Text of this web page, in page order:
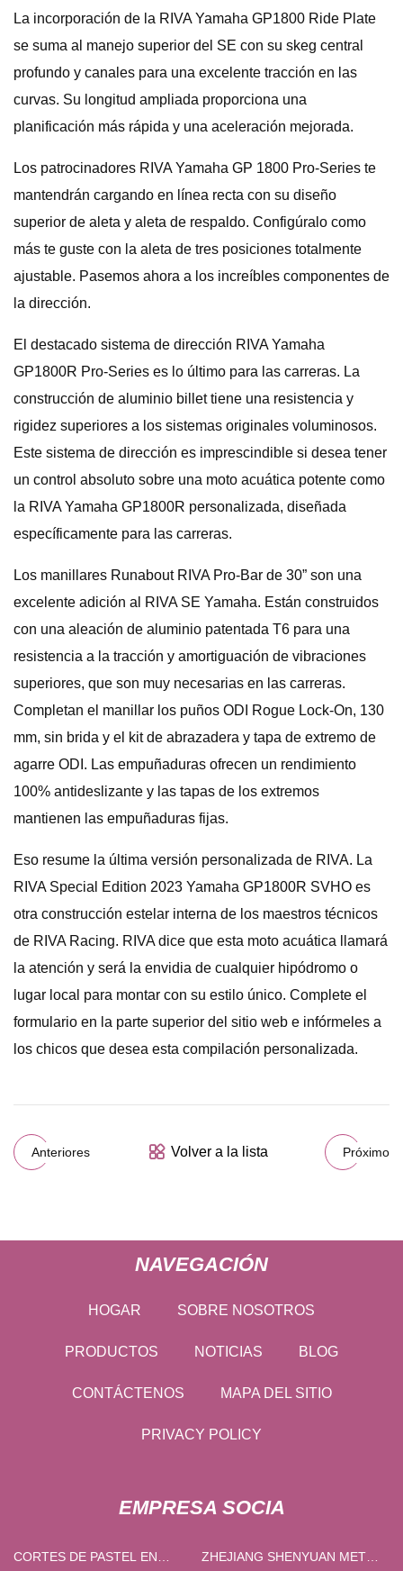
La incorporación de la RIVA Yamaha GP1800 Ride Plate
se suma al manejo superior del SE con su skeg central
profundo y canales para una excelente tracción en las
curvas. Su longitud ampliada proporciona una
planificación más rápida y una aceleración mejorada.
Los patrocinadores RIVA Yamaha GP 1800 Pro-Series te
mantendrán cargando en línea recta con su diseño
superior de aleta y aleta de respaldo. Configúralo como
más te guste con la aleta de tres posiciones totalmente
ajustable. Pasemos ahora a los increíbles componentes de
la dirección.
El destacado sistema de dirección RIVA Yamaha
GP1800R Pro-Series es lo último para las carreras. La
construcción de aluminio billet tiene una resistencia y
rigidez superiores a los sistemas originales voluminosos.
Este sistema de dirección es imprescindible si desea tener
un control absoluto sobre una moto acuática potente como
la RIVA Yamaha GP1800R personalizada, diseñada
específicamente para las carreras.
Los manillares Runabout RIVA Pro-Bar de 30” son una
excelente adición al RIVA SE Yamaha. Están construidos
con una aleación de aluminio patentada T6 para una
resistencia a la tracción y amortiguación de vibraciones
superiores, que son muy necesarias en las carreras.
Completan el manillar los puños ODI Rogue Lock-On, 130
mm, sin brida y el kit de abrazadera y tapa de extremo de
agarre ODI. Las empuñaduras ofrecen un rendimiento
100% antideslizante y las tapas de los extremos
mantienen las empuñaduras fijas.
Eso resume la última versión personalizada de RIVA. La
RIVA Special Edition 2023 Yamaha GP1800R SVHO es
otra construcción estelar interna de los maestros técnicos
de RIVA Racing. RIVA dice que esta moto acuática llamará
la atención y será la envidia de cualquier hipódromo o
lugar local para montar con su estilo único. Complete el
formulario en la parte superior del sitio web e infórmeles a
los chicos que desea esta compilación personalizada.
Anteriores Volver a la lista Próximo
NAVEGACIÓN
HOGAR SOBRE NOSOTROS
PRODUCTOS NOTICIAS BLOG
CONTÁCTENOS MAPA DEL SITIO
PRIVACY POLICY
EMPRESA SOCIA
CORTES DE PASTEL EN
ZHEJIANG SHENYUAN METAL